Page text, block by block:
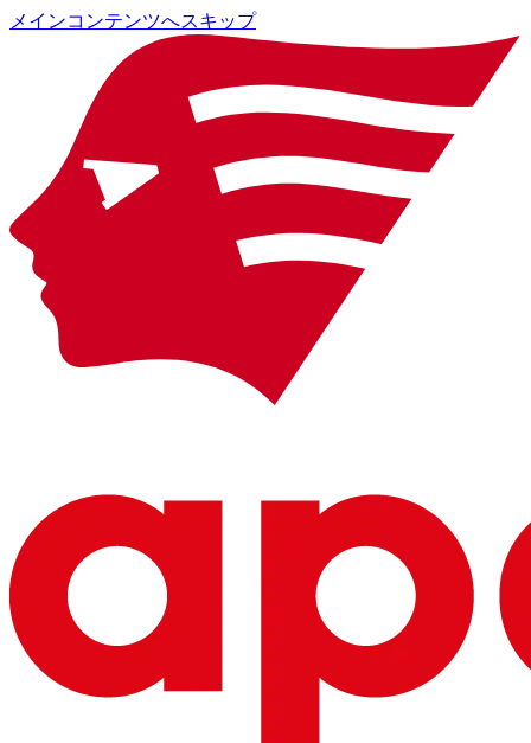
メインコンテンツへスキップ